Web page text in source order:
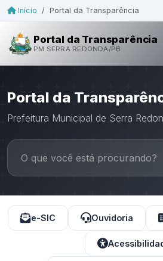
Início / Portal da Transparência
Portal da Transparência
PM SERRA REDONDA/PB
Portal da
Prefeitura Municipal de Serra
e-SIC Ouvidoria